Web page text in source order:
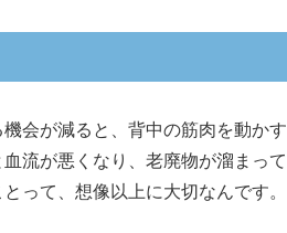
会が減ると、背中の筋肉を動かす
流が悪くなり、老廃物が溜まって
って、想像以上に大切なんです。